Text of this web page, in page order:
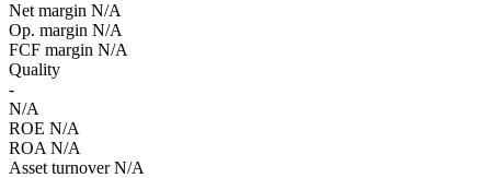
Net margin N/A
Op. margin N/A
FCF margin N/A
Quality
-
N/A
ROE N/A
ROA N/A
Asset turnover N/A